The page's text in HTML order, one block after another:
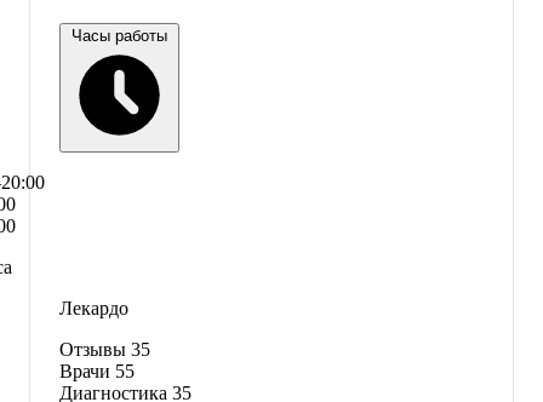
Часы работы
Лекардо
Отзывы 35
Врачи 55
Диагностика 35